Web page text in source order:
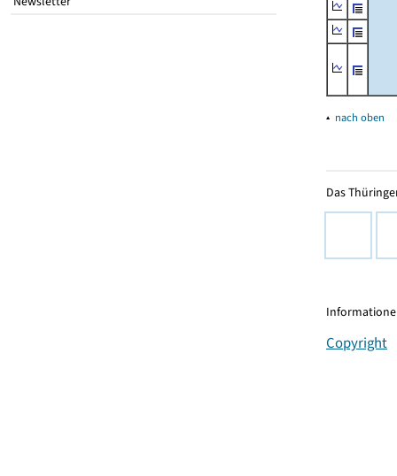
▴ nach oben
Das
Copyright